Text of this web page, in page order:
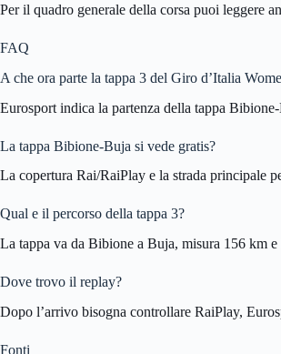
Per il quadro generale della corsa puoi leggere
FAQ
A che ora parte la tappa 3 del Giro d’Italia
Eurosport indica la partenza della tappa
La tappa Bibione-Buja si vede gratis?
La copertura Rai/RaiPlay e la strada principale
Qual e il percorso della tappa 3?
La tappa va da Bibione a Buja, misura 156 km
Dove trovo il replay?
Dopo l’arrivo bisogna controllare RaiPlay,
Fonti